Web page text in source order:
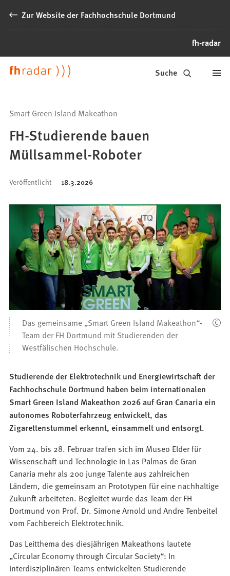
Inhalt anspringen
Zur Website der Fachhochschule Dortmund
fh-radar
News
FH
Dortmund
Suche
Smart Green Island Makeathon
FH-Studierende bauen
Müllsammel-Roboter
Veröffentlicht 18.3.2026
Das gemeinsame „Smart Green Island Makeathon“-
Team der FH Dortmund mit Studierenden der
Westfälischen Hochschule.
Studierende der Elektrotechnik und Energiewirtschaft der
Fachhochschule Dortmund haben beim internationalen
Smart Green Island Makeathon 2026 auf Gran Canaria ein
autonomes Roboterfahrzeug entwickelt, das
Zigarettenstummel erkennt, einsammelt und entsorgt.
Vom 24. bis 28. Februar trafen sich im Museo Elder für
Wissenschaft und Technologie in Las Palmas de Gran
Canaria mehr als 200 junge Talente aus zahlreichen
Ländern, die gemeinsam an Prototypen für eine nachhaltige
Zukunft arbeiteten. Begleitet wurde das Team der FH
Dortmund von Prof. Dr. Simone Arnold und Andre Tenbeitel
vom Fachbereich Elektrotechnik.
Das Leitthema des diesjährigen Makeathons lautete
„Circular Economy through Circular Society“: In
interdisziplinären Teams entwickelten Studierende